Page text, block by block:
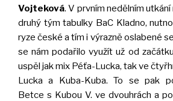
Vojteková. V prvním nedělním
druhý tým tabulky BaC Kladno,
ryze české a tím i výrazně oslabené
se nám podařilo využít už od
uspěl jak mix Péťa-Lucka, tak ve
Lucka a Kuba-Kuba. To se pak
Betce s Kubou V. ve dvouhrách a